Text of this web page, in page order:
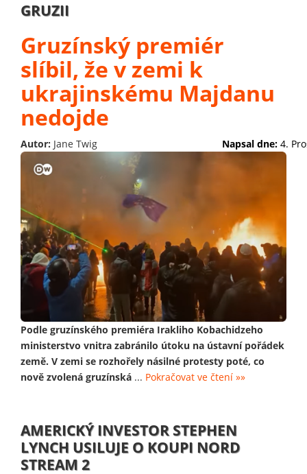
GRUZII
Gruzínský premiér
slíbil, že v zemi k
ukrajinskému Majdanu
nedojde
Autor: Jane Twig Napsal dne: 4.
Podle gruzínského premiéra Irakliho Kobachidzeho
ministerstvo vnitra zabránilo útoku na ústavní pořádek
země. V zemi se rozhořely násilné protesty poté, co
nově zvolená gruzínská ... Pokračovat ve čtení »»
AMERICKÝ INVESTOR STEPHEN
LYNCH USILUJE O KOUPI NORD
STREAM 2